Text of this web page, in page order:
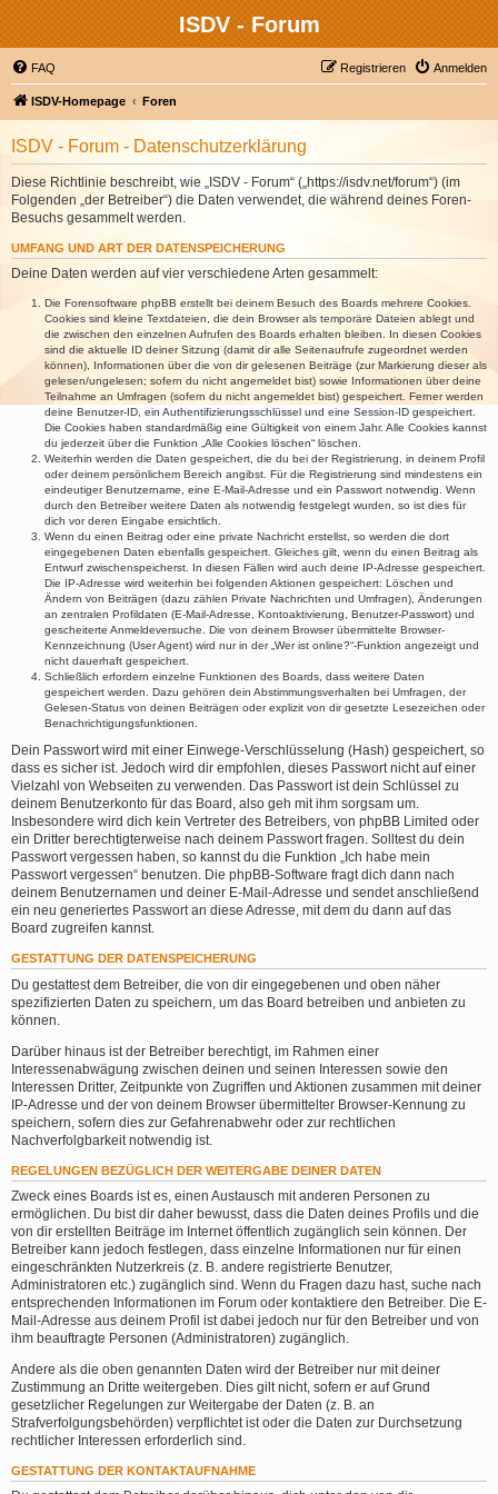
ISDV - Forum
FAQ Anmelden
Registrieren
ISDV-Homepage Foren
ISDV - Forum - Datenschutzerklärung
Diese Richtlinie beschreibt, wie „ISDV - Forum“ („https://isdv.net/forum“) (im
Folgenden „der Betreiber“) die Daten verwendet, die während deines Foren-
Besuchs gesammelt werden.
UMFANG UND ART DER DATENSPEICHERUNG
Deine Daten werden auf vier verschiedene Arten gesammelt:
Die Forensoftware phpBB erstellt bei deinem Besuch des Boards mehrere Cookies.
Cookies sind kleine Textdateien, die dein Browser als temporäre Dateien ablegt und
die zwischen den einzelnen Aufrufen des Boards erhalten bleiben. In diesen Cookies
sind die aktuelle ID deiner Sitzung (damit dir alle Seitenaufrufe zugeordnet werden
können), Informationen über die von dir gelesenen Beiträge (zur Markierung dieser als
gelesen/ungelesen; sofern du nicht angemeldet bist) sowie Informationen über deine
Teilnahme an Umfragen (sofern du nicht angemeldet bist) gespeichert. Ferner werden
deine Benutzer-ID, ein Authentifizierungsschlüssel und eine Session-ID gespeichert.
Die Cookies haben standardmäßig eine Gültigkeit von einem Jahr. Alle Cookies kannst
du jederzeit über die Funktion „Alle Cookies löschen“ löschen.
Weiterhin werden die Daten gespeichert, die du bei der Registrierung, in deinem Profil
oder deinem persönlichem Bereich angibst. Für die Registrierung sind mindestens ein
eindeutiger Benutzername, eine E-Mail-Adresse und ein Passwort notwendig. Wenn
durch den Betreiber weitere Daten als notwendig festgelegt wurden, so ist dies für
dich vor deren Eingabe ersichtlich.
Wenn du einen Beitrag oder eine private Nachricht erstellst, so werden die dort
eingegebenen Daten ebenfalls gespeichert. Gleiches gilt, wenn du einen Beitrag als
Entwurf zwischenspeicherst. In diesen Fällen wird auch deine IP-Adresse gespeichert.
Die IP-Adresse wird weiterhin bei folgenden Aktionen gespeichert: Löschen und
Ändern von Beiträgen (dazu zählen Private Nachrichten und Umfragen), Änderungen
an zentralen Profildaten (E-Mail-Adresse, Kontoaktivierung, Benutzer-Passwort) und
gescheiterte Anmeldeversuche. Die von deinem Browser übermittelte Browser-
Kennzeichnung (User Agent) wird nur in der „Wer ist online?“-Funktion angezeigt und
nicht dauerhaft gespeichert.
Schließlich erfordern einzelne Funktionen des Boards, dass weitere Daten
gespeichert werden. Dazu gehören dein Abstimmungsverhalten bei Umfragen, der
Gelesen-Status von deinen Beiträgen oder explizit von dir gesetzte Lesezeichen oder
Benachrichtigungsfunktionen.
Dein Passwort wird mit einer Einwege-Verschlüsselung (Hash) gespeichert, so
dass es sicher ist. Jedoch wird dir empfohlen, dieses Passwort nicht auf einer
Vielzahl von Webseiten zu verwenden. Das Passwort ist dein Schlüssel zu
deinem Benutzerkonto für das Board, also geh mit ihm sorgsam um.
Insbesondere wird dich kein Vertreter des Betreibers, von phpBB Limited oder
ein Dritter berechtigterweise nach deinem Passwort fragen. Solltest du dein
Passwort vergessen haben, so kannst du die Funktion „Ich habe mein
Passwort vergessen“ benutzen. Die phpBB-Software fragt dich dann nach
deinem Benutzernamen und deiner E-Mail-Adresse und sendet anschließend
ein neu generiertes Passwort an diese Adresse, mit dem du dann auf das
Board zugreifen kannst.
GESTATTUNG DER DATENSPEICHERUNG
Du gestattest dem Betreiber, die von dir eingegebenen und oben näher
spezifizierten Daten zu speichern, um das Board betreiben und anbieten zu
können.
Darüber hinaus ist der Betreiber berechtigt, im Rahmen einer
Interessenabwägung zwischen deinen und seinen Interessen sowie den
Interessen Dritter, Zeitpunkte von Zugriffen und Aktionen zusammen mit deiner
IP-Adresse und der von deinem Browser übermittelter Browser-Kennung zu
speichern, sofern dies zur Gefahrenabwehr oder zur rechtlichen
Nachverfolgbarkeit notwendig ist.
REGELUNGEN BEZÜGLICH DER WEITERGABE DEINER DATEN
Zweck eines Boards ist es, einen Austausch mit anderen Personen zu
ermöglichen. Du bist dir daher bewusst, dass die Daten deines Profils und die
von dir erstellten Beiträge im Internet öffentlich zugänglich sein können. Der
Betreiber kann jedoch festlegen, dass einzelne Informationen nur für einen
eingeschränkten Nutzerkreis (z. B. andere registrierte Benutzer,
Administratoren etc.) zugänglich sind. Wenn du Fragen dazu hast, suche nach
entsprechenden Informationen im Forum oder kontaktiere den Betreiber. Die E-
Mail-Adresse aus deinem Profil ist dabei jedoch nur für den Betreiber und von
ihm beauftragte Personen (Administratoren) zugänglich.
Andere als die oben genannten Daten wird der Betreiber nur mit deiner
Zustimmung an Dritte weitergeben. Dies gilt nicht, sofern er auf Grund
gesetzlicher Regelungen zur Weitergabe der Daten (z. B. an
Strafverfolgungsbehörden) verpflichtet ist oder die Daten zur Durchsetzung
rechtlicher Interessen erforderlich sind.
GESTATTUNG DER KONTAKTAUFNAHME